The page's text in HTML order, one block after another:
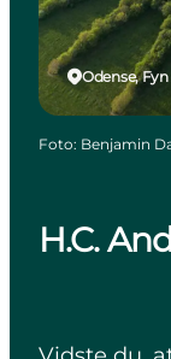
H.C.
Odense,
Foto: Benjamin